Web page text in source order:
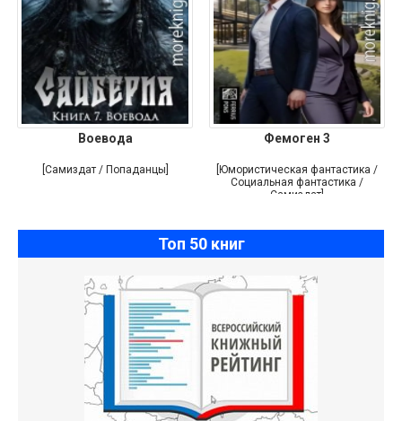
Воевода
[Самиздат / Попаданцы]
Фемоген 3
[Юмористическая фантастика /
Социальная фантастика /
Самиздат]
Топ 50 книг